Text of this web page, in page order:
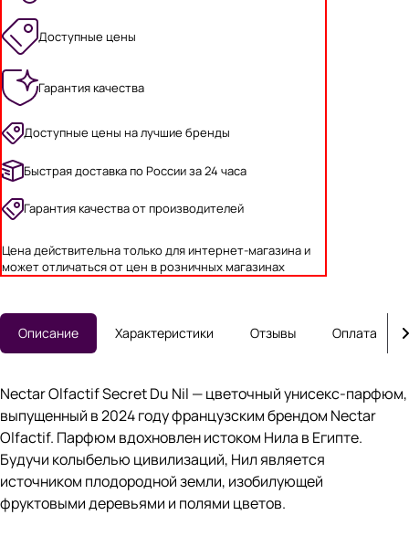
Доступные цены
Гарантия качества
Доступные цены на лучшие бренды
Быстрая доставка по России за 24 часа
Гарантия качества от производителей
Цена действительна только для интернет-магазина и
может отличаться от цен в розничных магазинах
Описание Характеристики Отзывы Оплата
Nectar Olfactif Secret Du Nil — цветочный унисекс-парфюм,
выпущенный в 2024 году французским брендом Nectar
Olfactif. Парфюм вдохновлен истоком Нила в Египте.
Будучи колыбелью цивилизаций, Нил является
источником плодородной земли, изобилующей
фруктовыми деревьями и полями цветов.